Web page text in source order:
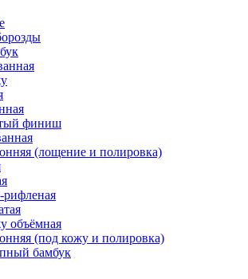
финиш
(лощение и полировка)
рифленая
объёмная
(под кожу и полировка)
бамбук